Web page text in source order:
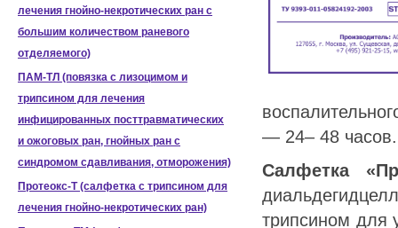
— 24– 48 часов.
Салфетка
трипсином для
лечения гнойно-некротических ран с
большим количеством раневого
отделяемого)
ПАМ-ТЛ (повязка с лизоцимом и
трипсином для лечения
инфицированных посттравматических
и ожоговых ран, гнойных ран с
синдромом сдавливания, отморожения)
Протеокс-Т (салфетка с трипсином для
лечения гнойно-некротических ран)